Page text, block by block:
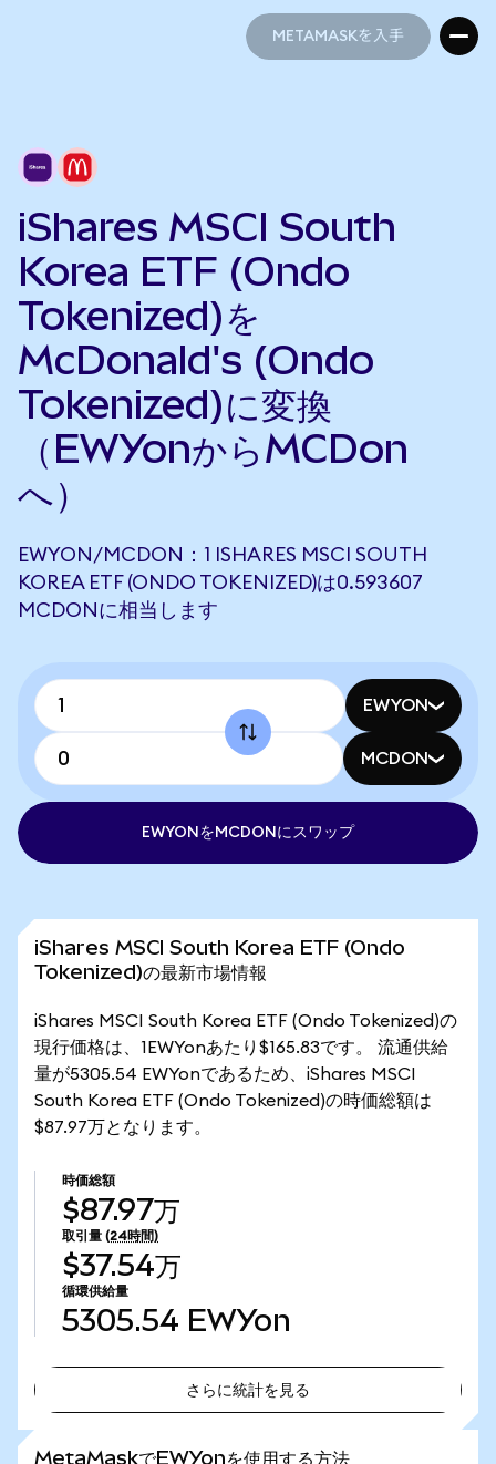
METAMASKを入手
iShares MSCI South
Korea ETF (Ondo
Tokenized)を
McDonald's (Ondo
Tokenized)に変換
（EWYonからMCDon
へ）
EWYON/MCDON：1 ISHARES MSCI SOUTH
KOREA ETF (ONDO TOKENIZED)は0.593607
MCDONに相当します
EWYON
MCDON
EWYONをMCDONにスワップ
iShares MSCI South Korea ETF (Ondo
Tokenized)の最新市場情報
iShares MSCI South Korea ETF (Ondo Tokenized)の
現行価格は、1EWYonあたり$165.83です。 流通供給
量が5305.54 EWYonであるため、iShares MSCI
South Korea ETF (Ondo Tokenized)の時価総額は
$87.97万となります。
時価総額
$87.97万
取引量 (24時間)
$37.54万
循環供給量
5305.54 EWYon
さらに統計を見る
MetaMaskでEWYonを使用する方法